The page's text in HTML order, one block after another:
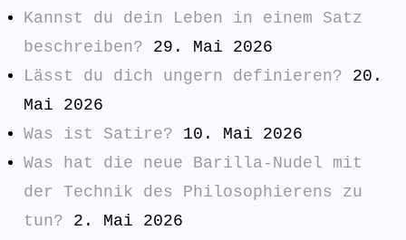
Kannst du dein Leben in einem Satz
beschreiben?
29. Mai 2026
Lässt du dich ungern definieren?
20.
Mai 2026
Was ist Satire?
10. Mai 2026
Was hat die neue Barilla-Nudel mit
der Technik des Philosophierens zu
tun?
2. Mai 2026